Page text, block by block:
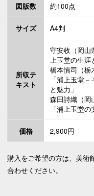
図版数 約100点
サイズ A4判
所収テ
キスト
守安收（岡山
上玉堂の生涯
橋本慎司（栃
「浦上玉堂
と魅力」
森田詩織（岡
「浦上玉堂の
価格 2,900円
購入をご希望の方は、美術
合わせください。